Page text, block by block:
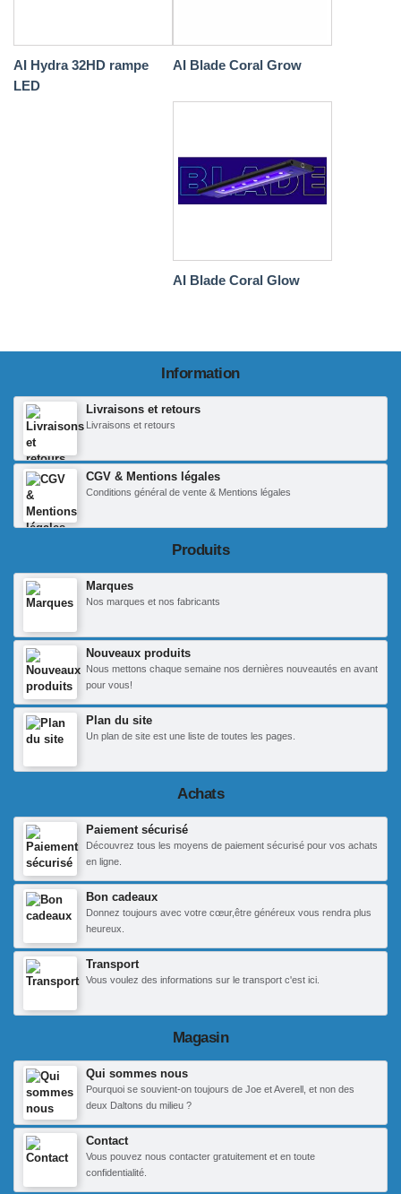
AI Hydra 32HD rampe
LED
AI Blade Coral Grow
AI Blade Coral Glow
Information
Livraisons et retours
Livraisons et retours
CGV & Mentions légales
Conditions général de vente & Mentions légales
Produits
Marques
Nos marques et nos fabricants
Nouveaux produits
Nous mettons chaque semaine nos dernières nouveautés en avant
pour vous!
Plan du site
Un plan de site est une liste de toutes les pages.
Achats
Paiement sécurisé
Découvrez tous les moyens de paiement sécurisé pour vos achats
en ligne.
Bon cadeaux
Donnez toujours avec votre cœur,être généreux vous rendra plus
heureux.
Transport
Vous voulez des informations sur le transport c'est ici.
Magasin
Qui sommes nous
Pourquoi se souvient-on toujours de Joe et Averell, et non des
deux Daltons du milieu ?
Contact
Vous pouvez nous contacter gratuitement et en toute
confidentialité.